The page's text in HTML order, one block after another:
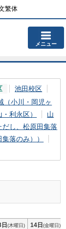
繁体
メニュー
池田校区
（小川・岡児ヶ
利永区）
山
し、松原田集落
落のみ））
日(木曜日) 14日(金曜日)